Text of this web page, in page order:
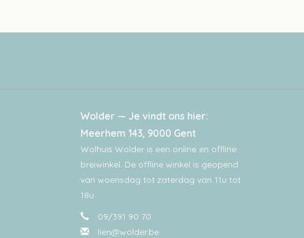
Wolder — Je vindt ons hier:
Meerhem 143, 9000 Gent
Wolhuis Wolder is een online en offline
breiwinkel. De offline winkel is geopend
van woensdag tot zaterdag van 11u tot
18u.
09/391 90 70
lien@wolder.be